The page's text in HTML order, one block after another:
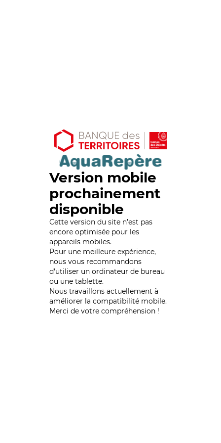
Version mobile
prochainement
disponible
Cette version du site n’est pas
encore optimisée pour les
appareils mobiles.
Pour une meilleure expérience,
nous vous recommandons
d'utiliser un ordinateur de bureau
ou une tablette.
Nous travaillons actuellement à
améliorer la compatibilité mobile.
Merci de votre compréhension !